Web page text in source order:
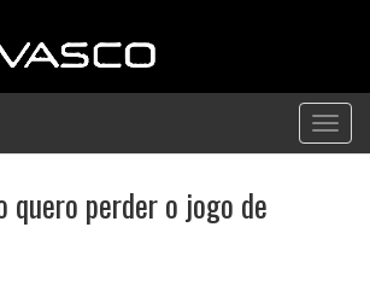
quero perder o jogo de